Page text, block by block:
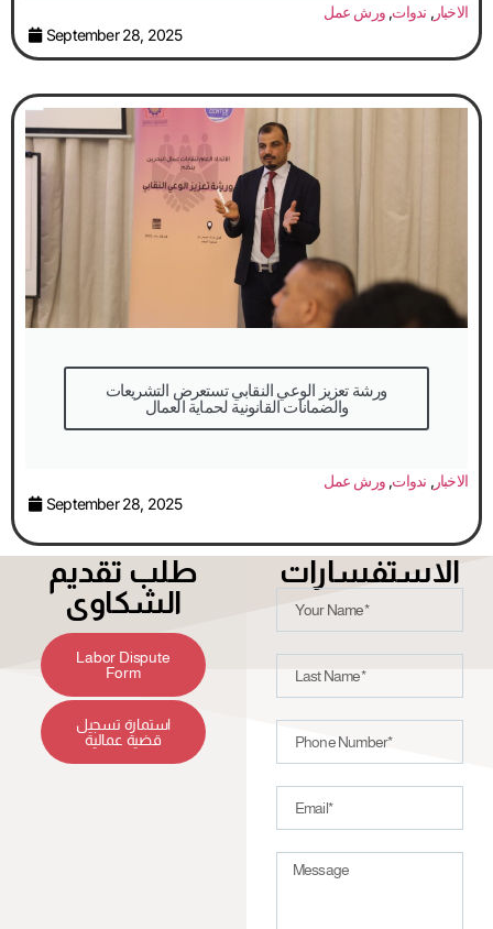
الاخبار, ندوات,ورش عمل
September 28, 2025
والضمانات القانونية لحماية العمال
الاخبار, ندوات,ورش عمل
September 28, 2025
طلب تقديم
الشكاوى
Labor Dispute
Form
استمارة تسجيل
قضية عمالية
الاستفسارات